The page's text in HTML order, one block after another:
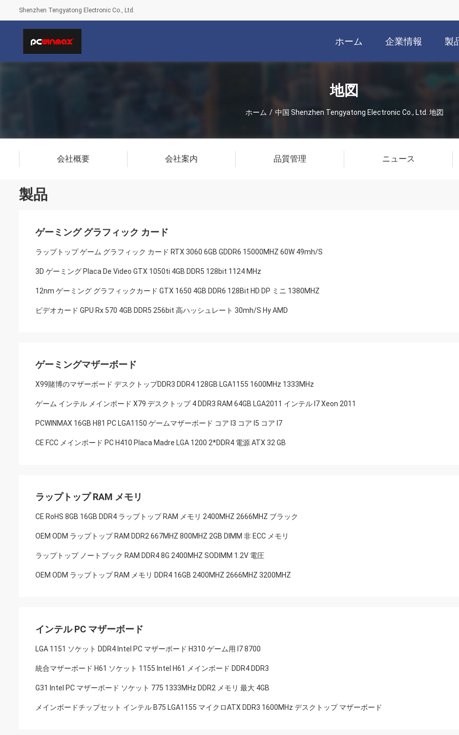
Shenzhen Tengyatong Electronic Co., Ltd.
ホーム 企業情報 製
地図
ホーム / 中国 Shenzhen Tengyatong Electronic Co., Ltd. 地図
会社概要 会社案内 品質管理 ニュース
製品
ゲーミング グラフィック カード
ラップトップ ゲーム グラフィック カード RTX 3060 6GB GDDR6 15000MHZ 60W 49mh/S
3D ゲーミング Placa De Video GTX 1050ti 4GB DDR5 128bit 1124 MHz
12nm ゲーミング グラフィックカード GTX 1650 4GB DDR6 128Bit HD DP ミニ 1380MHZ
ビデオカード GPU Rx 570 4GB DDR5 256bit 高ハッシュレート 30mh/S Hy AMD
ゲーミングマザーボード
X99賭博のマザーボード デスクトップDDR3 DDR4 128GB LGA1155 1600MHz 1333MHz
ゲーム インテル メインボード X79 デスクトップ 4 DDR3 RAM 64GB LGA2011 インテル I7 Xeon 2011
PCWINMAX 16GB H81 PC LGA1150 ゲームマザーボード コア I3 コア I5 コア I7
CE FCC メインボード PC H410 Placa Madre LGA 1200 2*DDR4 電源 ATX 32 GB
ラップトップ RAM メモリ
CE RoHS 8GB 16GB DDR4 ラップトップ RAM メモリ 2400MHZ 2666MHZ ブラック
OEM ODM ラップトップ RAM DDR2 667MHZ 800MHZ 2GB DIMM 非 ECC メモリ
ラップトップ ノートブック RAM DDR4 8G 2400MHZ SODIMM 1.2V 電圧
OEM ODM ラップトップ RAM メモリ DDR4 16GB 2400MHZ 2666MHZ 3200MHZ
インテル PC マザーボード
LGA 1151 ソケット DDR4 Intel PC マザーボード H310 ゲーム用 I7 8700
統合マザーボード H61 ソケット 1155 Intel H61 メインボード DDR4 DDR3
G31 Intel PC マザーボード ソケット 775 1333MHz DDR2 メモリ 最大 4GB
メインボードチップセット インテル B75 LGA1155 マイクロATX DDR3 1600MHz デスクトップ マザーボード